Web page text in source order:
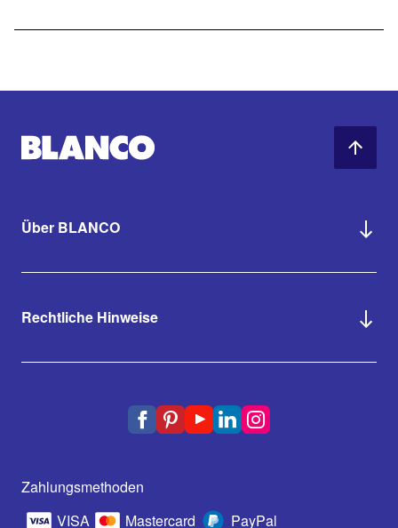
Über BLANCO
Rechtliche Hinweise
Zahlungsmethoden
VISA
Mastercard PayPal